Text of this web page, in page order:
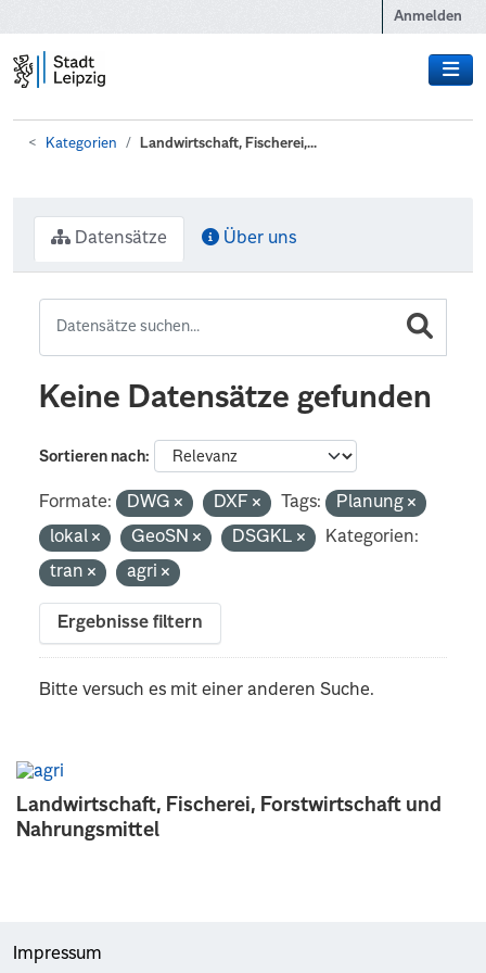
Anmelden
Kategorien Landwirtschaft, Fischerei,...
Landwirtschaft, Fischerei, Forstwirtschaft und
Nahrungsmittel
Datensätze Über uns
Keine Datensätze gefunden
Sortieren nach
Formate: DWG DXF Tags:
Planung
lokal
GeoSN DSGKL
Kategorien:
tran
agri
Ergebnisse filtern
Bitte versuch es mit einer anderen Suche.
Impressum